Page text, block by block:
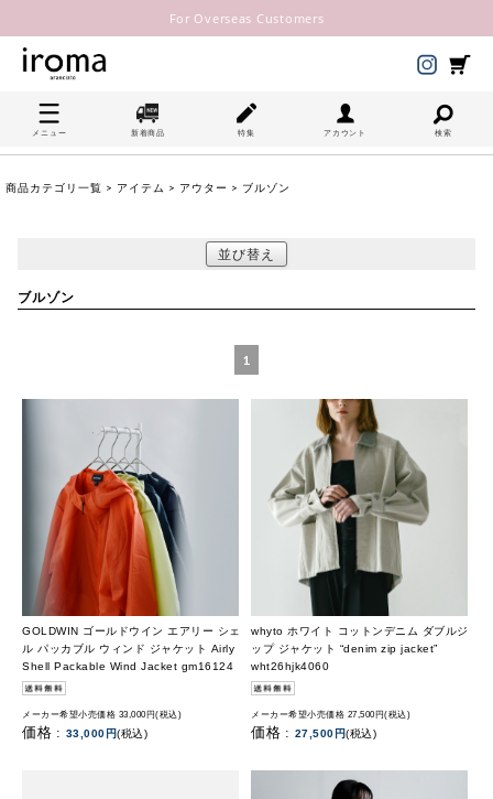
For Overseas Customers
メニュー 新着商品 特集 アカウント 検索
商品カテゴリ一覧 > アイテム > アウター > ブルゾン
並び替え
ブルゾン
1
GOLDWIN ゴールドウイン エアリー シェ
ル パッカブル ウィンド ジャケット Airly
Shell Packable Wind Jacket gm16124
メーカー希望小売価格 33,000円(税込)
価格 : 33,000円(税込)
whyto ホワイト コットンデニム ダブルジ
ップ ジャケット “denim zip jacket”
wht26hjk4060
メーカー希望小売価格 27,500円(税込)
価格 : 27,500円(税込)